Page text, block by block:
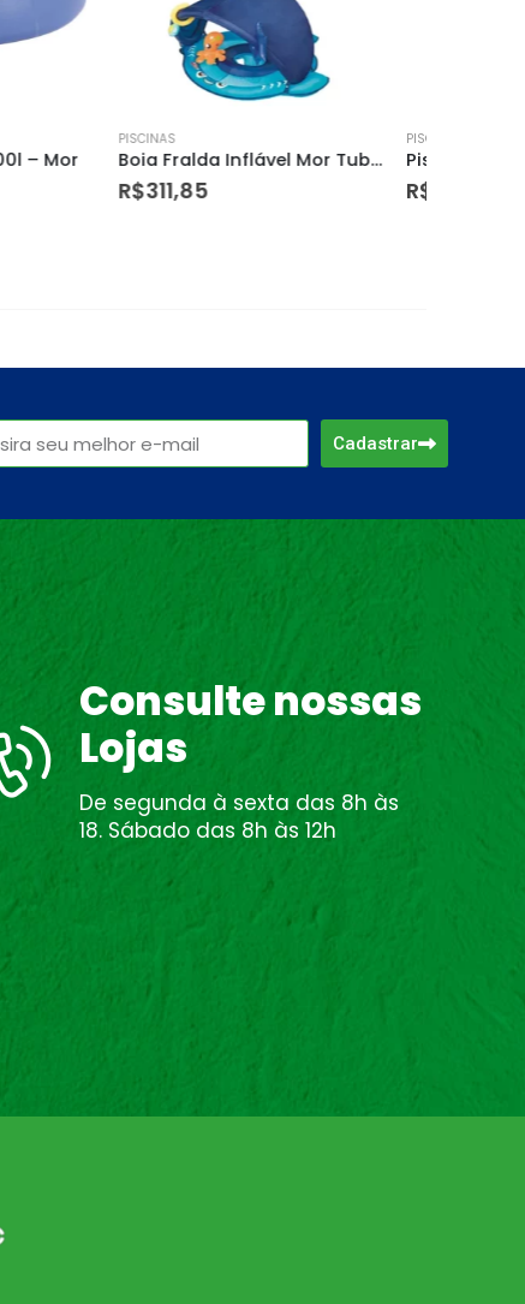
Boia Fralda Inflável Mor Tubarão e Para-sol Sortida 1958
PISCINAS
Piscina Inflável 1400l – Mor
R$219,08
Cadastrar
Consulte nossas
Lojas
De segunda à sexta das 8h às
18. Sábado das 8h às 12h